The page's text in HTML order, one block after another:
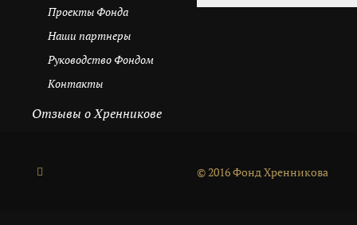
Проекты Фонда
Наши партнеры
Руководство Фондом
Контакты
Отзывы о Хренникове
© 2016 Фонд Хренникова